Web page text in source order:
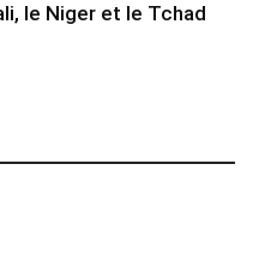
le Niger et le Tchad